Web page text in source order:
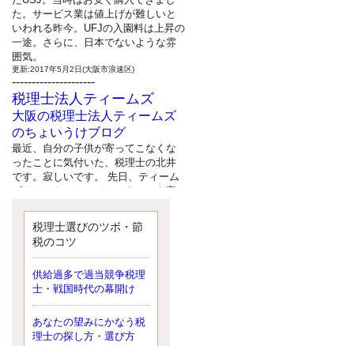
た。サービス業は値上げが難しいと
いわれる昨今。UFJの入園料は上昇の
一途。さらに、日本でないような雰
囲気。
更新:2017年5月2日(大阪市浪速区)
---------------------
税理士法人ティームズ
大阪の税理士法人ティームズ
のちょいうけブログ
最近、自分の子供が寄ってこなくな
ったことに気付いた、税理士の北井
です。寂しいです。 先日、ティーム
ズイベントとしてバーベキューを実
と思いましたが、そこはセンスある
後のブロガーに任せようと思いま
更新:2017年5月1日(大阪市北区)
---------------------
サクセス会計事務所
サクセス税理士のお役立ちブ
ログ
平成２７年１月１日以降開始の相続
税理士選びのツボ・節
税のコツ
供給過多で過当競争税理
士・戦国時代の幕開け
あなたの望みにかなう税
理士の探し方・選び方